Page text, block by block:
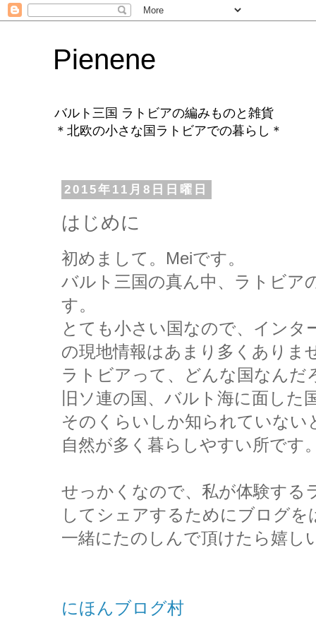
Pienene
バルト三国 ラトビアの編みものと雑貨
＊北欧の小さな国ラトビアでの暮らし＊
2015年11月8日日曜日
はじめに
初めまして。Meiです。
バルト三国の真ん中、ラトビア
す。
とても小さ い国なので、インタ
の現地情報はあまり多くありま
ラトビアって、どんな国なんだ
旧ソ連の国、バルト海に面した
そのくらいしか知られていない
自然が多く暮らしやすい所です
せっかくなので、私が体験する
してシェアするためにブログを
一緒にたのしんで頂けたら嬉し
にほんブログ村